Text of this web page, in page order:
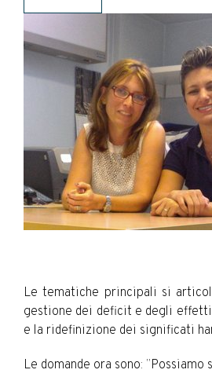
Le tematiche principali si
gestione dei deficit e degli
e la ridefinizione dei significati
Le domande ora sono: